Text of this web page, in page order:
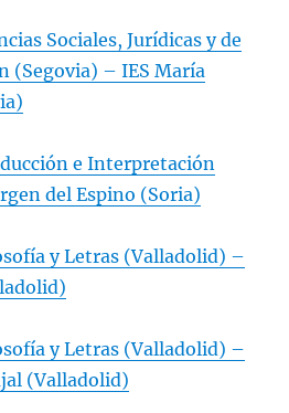
Sociales, Jurídicas y de
(Segovia) – IES María
e Interpretación
del Espino (Soria)
y Letras (Valladolid) –
y Letras (Valladolid) –
(Valladolid)